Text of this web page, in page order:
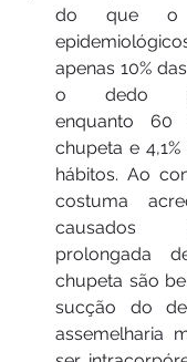
do que o
apenas 10%
o dedo
enquanto 60
chupeta e
hábitos. Ao
costuma
causados
prolongada
chupeta são
sucção do
assemelharia